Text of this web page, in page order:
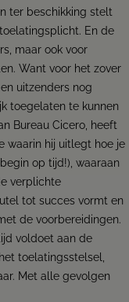
ter beschikking stelt
En de
maar ook voor
Want voor het zover
uitzenders nog
toegelaten te kunnen
Bureau Cicero, heeft
waarin hij uitlegt hoe je
op tijd!), waaraan
verplichte
tot succes vormt en
de voorbereidingen.
voldoet aan de
toelatingsstelsel,
Met alle gevolgen